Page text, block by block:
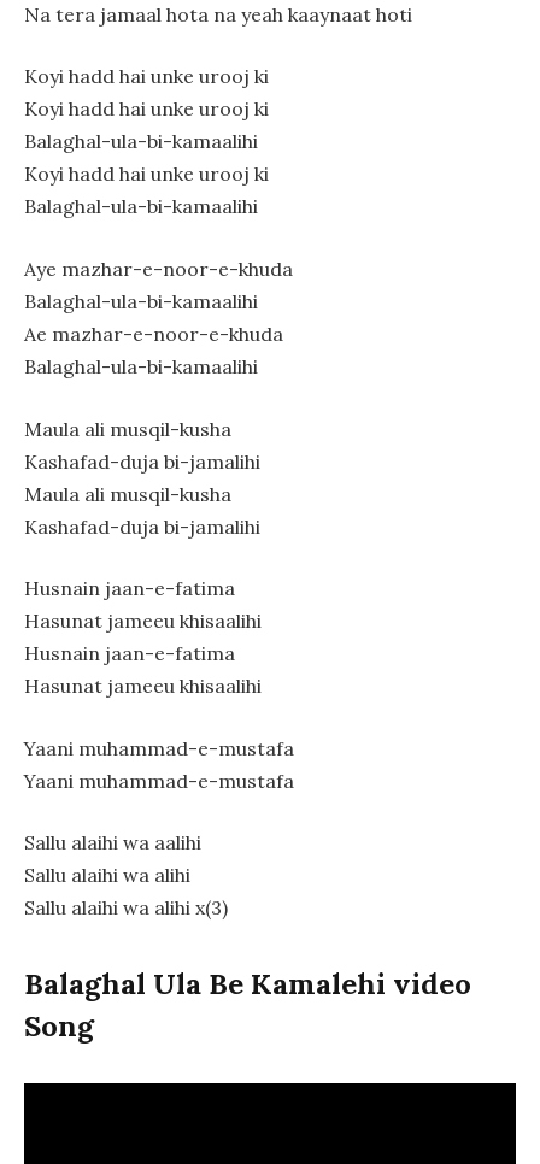
Na tera jamaal hota na yeah kaaynaat hoti
Koyi hadd hai unke urooj ki
Koyi hadd hai unke urooj ki
Balaghal-ula-bi-kamaalihi
Koyi hadd hai unke urooj ki
Balaghal-ula-bi-kamaalihi
Aye mazhar-e-noor-e-khuda
Balaghal-ula-bi-kamaalihi
Ae mazhar-e-noor-e-khuda
Balaghal-ula-bi-kamaalihi
Maula ali musqil-kusha
Kashafad-duja bi-jamalihi
Maula ali musqil-kusha
Kashafad-duja bi-jamalihi
Husnain jaan-e-fatima
Hasunat jameeu khisaalihi
Husnain jaan-e-fatima
Hasunat jameeu khisaalihi
Yaani muhammad-e-mustafa
Yaani muhammad-e-mustafa
Sallu alaihi wa aalihi
Sallu alaihi wa alihi
Sallu alaihi wa alihi x(3)
Balaghal Ula Be Kamalehi video
Song